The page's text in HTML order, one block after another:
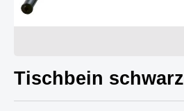
Tischbein schwarz